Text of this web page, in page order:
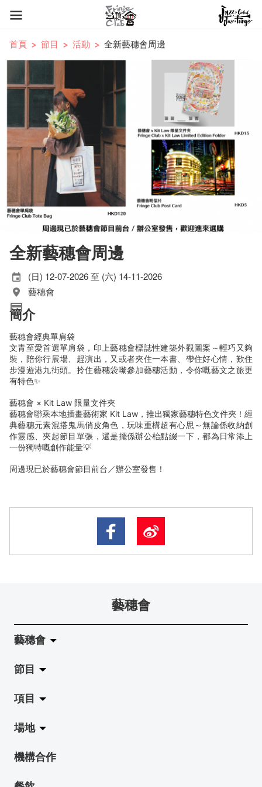
首頁 節目 活動 全新藝穗會周邊
全新藝穗會周邊
(日) 12-07-2026 至 (六) 14-11-2026
藝穗會
簡介
藝穗會經典單肩袋
文青至愛首選單肩袋，印上藝穗會標誌性建築外觀圖案～輕巧又夠
裝，陪你行展場、趕演出，又或者夾住一本書、帶住好心情，歎住
步漫遊港九街頭。拎住藝穗袋嚟參加藝穗活動，令你嘅藝文之旅更
有特色✨
藝穗會 × Kit Law 限量文件夾
藝穗會聯乘本地插畫藝術家 Kit Law，推出獨家藝穗特色文件夾！經
典藝穗元素混搭鬼馬俏皮角色，玩味重構超有心思～無論係收納創
作靈感、夾起節目單張，還是擺係辦公枱點綴一下，都為日常添上
一份獨特嘅創作能量💡
周邊現已於藝穗會節目前台／辦公室發售！
藝穗會
藝穗會
關於藝穗會
藝穗會的演化
使命與宗旨
藝穗會架構
節目
拉闊
展覽
演出
項目
Jazz-Go-Central, Jazz-Go-Fringe
LPL
場地
陳麗玲畫廊
機構合作